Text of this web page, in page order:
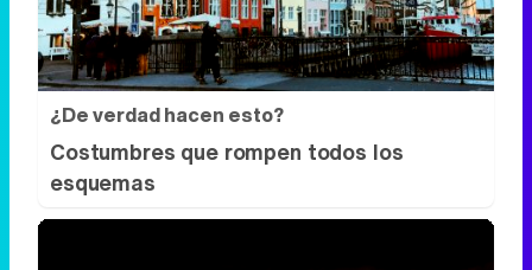
¿De verdad hacen esto?
Costumbres que rompen todos los
esquemas